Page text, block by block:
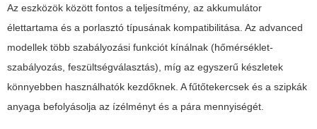
Az eszközök között fontos a teljesítmény, az akkumulátor
élettartama és a porlasztó típusának kompatibilitása. Az advanced
modellek több szabályozási funkciót kínálnak (hőmérséklet-
szabályozás, feszültségválasztás), míg az egyszerű készletek
könnyebben használhatók kezdőknek. A fűtőtekercsek és a szipkák
anyaga befolyásolja az ízélményt és a pára mennyiségét.